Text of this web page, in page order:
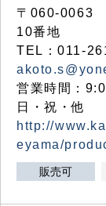
〒060-0063
10番地
TEL：011-
営業時間：
日・祝・他
http://
eyama/
販売可